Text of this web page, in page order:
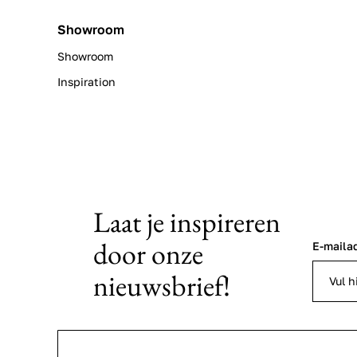
Showroom
Showroom
Inspiration
Laat je inspireren
door onze
nieuwsbrief!
E-